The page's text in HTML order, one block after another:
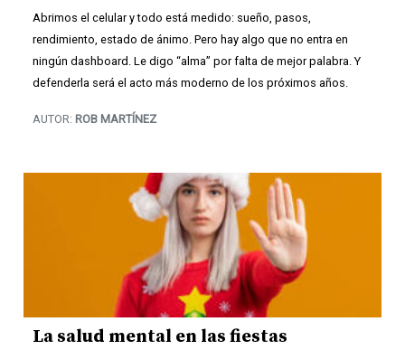
Abrimos el celular y todo está medido: sueño, pasos,
rendimiento, estado de ánimo. Pero hay algo que no entra en
ningún dashboard. Le digo “alma” por falta de mejor palabra. Y
defenderla será el acto más moderno de los próximos años.
AUTOR: ROB MARTÍNEZ
La salud mental en las fiestas